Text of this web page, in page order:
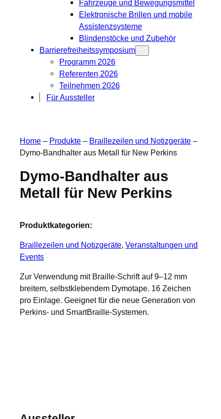
Fahrzeuge und Bewegungsmittel
Elektronische Brillen und mobile
Assistenzsysteme
Blindenstöcke und Zubehör
Barrierefreiheitssymposium
Programm 2026
Referenten 2026
Teilnehmen 2026
Für Aussteller
Home – Produkte – Braillezeilen und Notizgeräte –
Dymo-Bandhalter aus Metall für New Perkins
Dymo-Bandhalter aus
Metall für New Perkins
Produktkategorien:
Braillezeilen und Notizgeräte, Veranstaltungen und
Events
Zur Verwendung mit Braille-Schrift auf 9–12 mm
breitem, selbstklebendem Dymotape. 16 Zeichen
pro Einlage. Geeignet für die neue Generation von
Perkins- und SmartBraille-Systemen.